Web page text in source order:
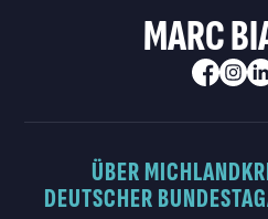
MARC
ÜBER MICH
DEUTSCHER BUNDESTAG